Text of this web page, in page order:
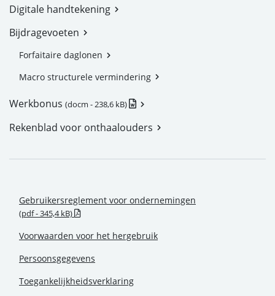
Digitale handtekening
Bijdragevoeten
Forfaitaire daglonen
Macro structurele vermindering
Werkbonus (docm - 238,6 kB)
.docm - Nieuw venster
Rekenblad voor onthaalouders
Gebruikersreglement voor ondernemingen
(pdf - 345,4 kB)
.pdf - Nieuw venster
Voorwaarden voor het hergebruik
Persoonsgegevens
Toegankelijkheidsverklaring